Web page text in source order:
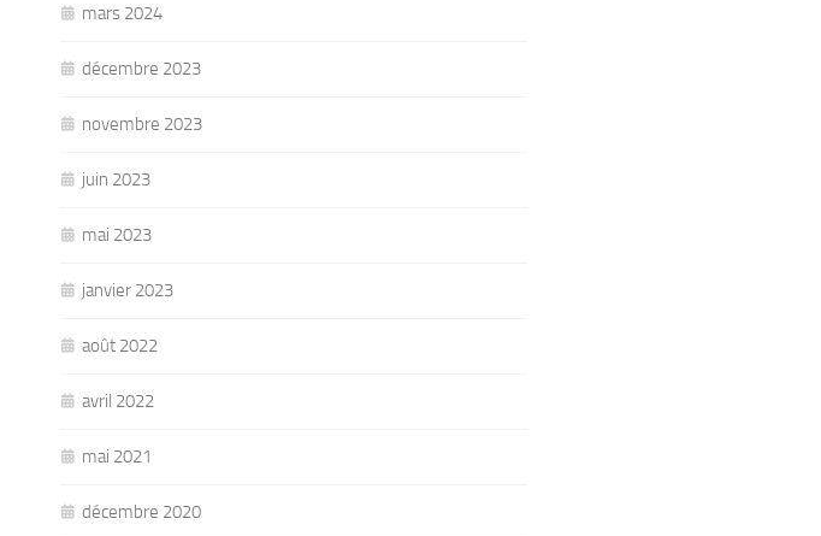
mars 2024
décembre 2023
novembre 2023
juin 2023
mai 2023
janvier 2023
août 2022
avril 2022
mai 2021
décembre 2020